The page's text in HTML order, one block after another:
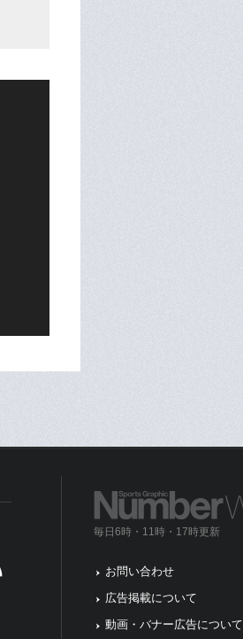
毎日6時・11時・17時更新
お問い合わせ
広告掲載について
動画・バナー広告について